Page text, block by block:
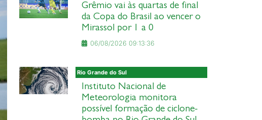
Grêmio vai às quartas de final
da Copa do Brasil ao vencer o
Mirassol por 1 a 0
06/08/2026 09:13:36
Rio Grande do Sul
Instituto Nacional de
Meteorologia monitora
possível formação de ciclone-